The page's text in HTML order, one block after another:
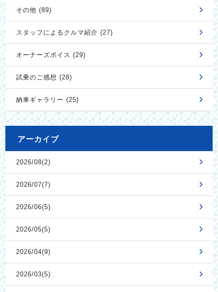
その他 (89)
スタッフによるクルマ紹介 (27)
オーナーズボイス (29)
試乗のご感想 (28)
納車ギャラリー (25)
アーカイブ
2026/08(2)
2026/07(7)
2026/06(5)
2026/05(5)
2026/04(9)
2026/03(5)